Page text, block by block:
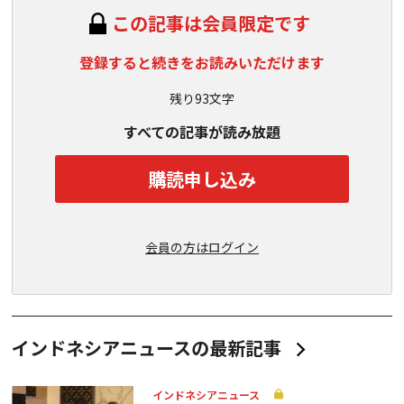
この記事は会員限定です
登録すると続きをお読みいただけます
残り93文字
すべての記事が読み放題
購読申し込み
会員の方はログイン
インドネシアニュースの最新記事
インドネシアニュース